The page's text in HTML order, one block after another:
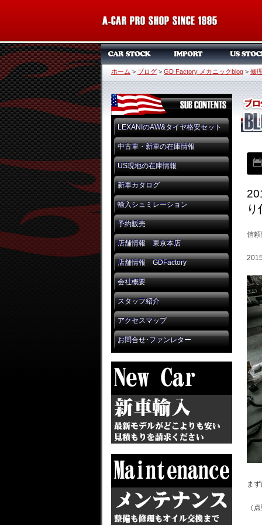
ホーム > ブログ > GD Factory メカニックblog > 修
LEXANIのAW&タイヤ格安セット
中古車・新車の在庫情報
US現地の在庫情報
新車カタログ
輸入シュミレーション
予約販売
店舗情報 東京本店
店舗情報 GDFactory
会社概要
スタッフ紹介
アクセスマップ
お問合せ･ファンレター
り
信
ま
（